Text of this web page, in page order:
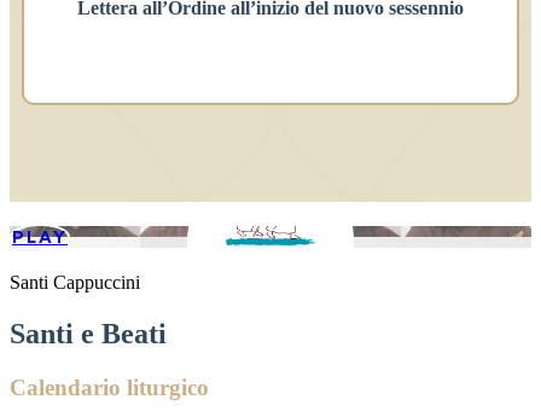
Lettera all’Ordine all’inizio del nuovo sessennio
PLAY
Santi Cappuccini
Santi e Beati
Calendario liturgico